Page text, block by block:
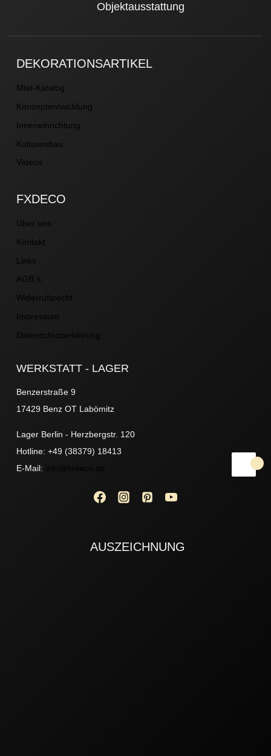
Objektausstattung
DEKORATIONSARTIKEL
Miet-Katalog
Konzeptentwicklung
Inneneinrichtung
Kulissenbau
Videos
FXDECO
Über uns
Kontakt
Links
AGB´s
Widerrufsrecht
Impressum
Datenschutzerklärung
WERKSTATT - LAGER
Benzerstraße 9
17429 Benz OT Labömitz
Lager Berlin - Herzbergstr. 120
Hotline: +49 (38379) 18413
E-Mail:
AUSZEICHNUNG